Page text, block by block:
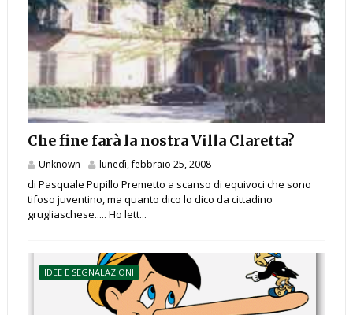
Che fine farà la nostra Villa Claretta?
Unknown lunedì, febbraio 25, 2008
di Pasquale Pupillo Premetto a scanso di equivoci che sono
tifoso juventino, ma quanto dico lo dico da cittadino
grugliaschese..... Ho lett...
IDEE E SEGNALAZIONI